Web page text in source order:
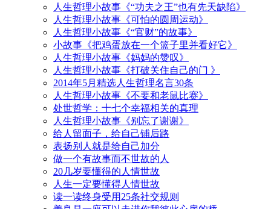
人生哲理小故事《“功夫之王”也有先天缺陷》
人生哲理小故事《可怕的圆周运动》
人生哲理小故事《“官财”的故事》
小故事《把鸡蛋放在一个篮子里并看好它》
人生哲理小故事《妈妈的赞叹》
人生哲理小故事《打破关住自己的门 》
2014年5月精选人生哲理名言30条
人生哲理小故事《不要和老鼠比赛》
处世哲学：十七个幸福相关的真理
人生哲理小故事《别忘了谢谢》
给人留面子，给自己铺后路
表扬别人就是给自己加分
做一个有故事而不世故的人
20几岁要懂得的人情世故
人生一定要懂得人情世故
读一读终身受用25条社交规则